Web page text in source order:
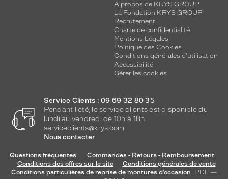
A propos de KRYS GROUP
La Fondation KRYS GROUP
Recrutement
Charte de confidentialité
Mentions Légales
Politique des Cookies
Conditions générales d'utilisation
Accessibilité
Gérer les cookies
Service Clients : 09 69 32 80 35
Pendant l'été, le service clients est disponible du
lundi au vendredi de 10h à 18h.
serviceclients@krys.com
Nous contacter
Questions fréquentes
Commandes - Retours - Remboursement
Conditions des offres sur le site
Conditions générales de vente
Conditions particulières de reprise de montures d’occasion [PDF —